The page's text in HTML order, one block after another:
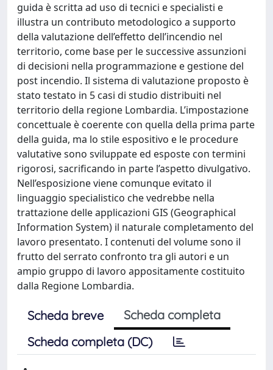
guida è scritta ad uso di tecnici e specialisti e
illustra un contributo metodologico a supporto
della valutazione dell’effetto dell’incendio nel
territorio, come base per le successive assunzioni
di decisioni nella programmazione e gestione del
post incendio. Il sistema di valutazione proposto è
stato testato in 5 casi di studio distribuiti nel
territorio della regione Lombardia. L’impostazione
concettuale è coerente con quella della prima parte
della guida, ma lo stile espositivo e le procedure
valutative sono sviluppate ed esposte con termini
rigorosi, sacrificando in parte l’aspetto divulgativo.
Nell’esposizione viene comunque evitato il
linguaggio specialistico che vedrebbe nella
trattazione delle applicazioni GIS (Geographical
Information System) il naturale completamento del
lavoro presentato. I contenuti del volume sono il
frutto del serrato confronto tra gli autori e un
ampio gruppo di lavoro appositamente costituito
dalla Regione Lombardia.
Scheda breve
Scheda completa
Scheda completa (DC)